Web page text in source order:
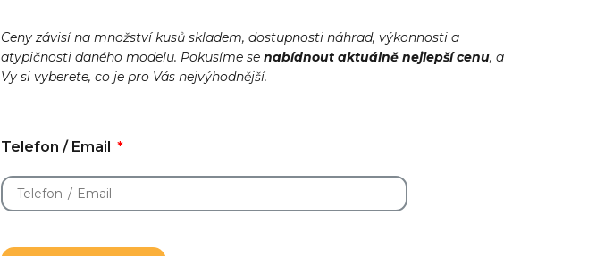
Ceny závisí na množství kusů skladem, dostupnosti náhrad, výkonnosti a
atypičnosti daného modelu. Pokusíme senabídnout aktuálně nejlepší cenu, a
Vy si vyberete, co je pro Vás nejvýhodnější.
Telefon / Email